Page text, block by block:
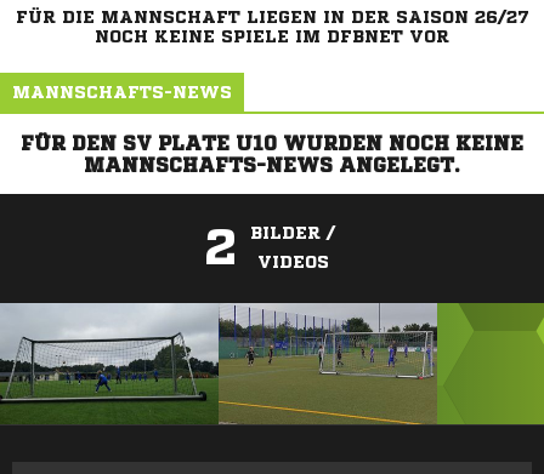
FÜR DIE MANNSCHAFT LIEGEN IN DER SAISON 26/27
NOCH KEINE SPIELE IM DFBNET VOR
MANNSCHAFTS-NEWS
FÜR DEN SV PLATE U10 WURDEN NOCH KEINE
MANNSCHAFTS-NEWS ANGELEGT.
2
BILDER /
VIDEOS